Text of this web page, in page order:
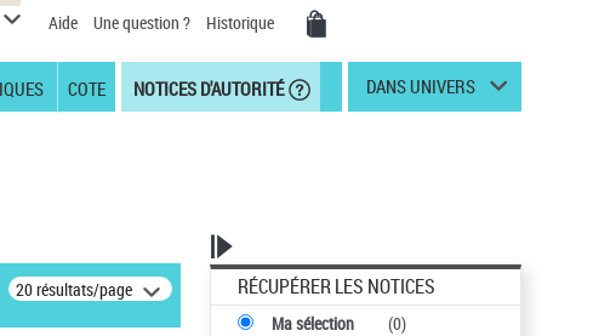
Aide Une question ? Historique
COTE NOTICES D'AUTORITÉ DANS UNIVERS
20 résultats/page RÉCUPÉRER LES NOTICES
Ma sélection (0)